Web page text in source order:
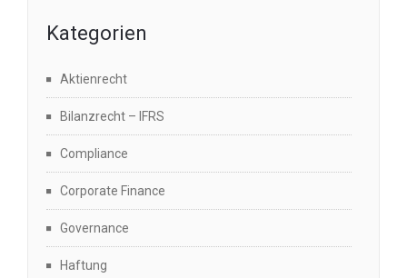
Kategorien
Aktienrecht
Bilanzrecht – IFRS
Compliance
Corporate Finance
Governance
Haftung